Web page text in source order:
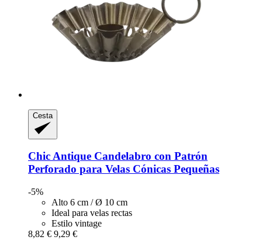
Cesta
Chic Antique Candelabro con Patrón
Perforado para Velas Cónicas Pequeñas
-5%
Alto 6 cm / Ø 10 cm
Ideal para velas rectas
Estilo vintage
8,82 € 9,29 €